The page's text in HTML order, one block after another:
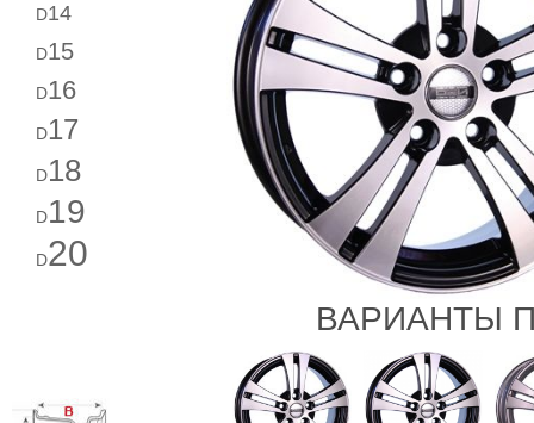
D14
D15
D16
D17
D18
D19
D20
ВАРИАНТЫ